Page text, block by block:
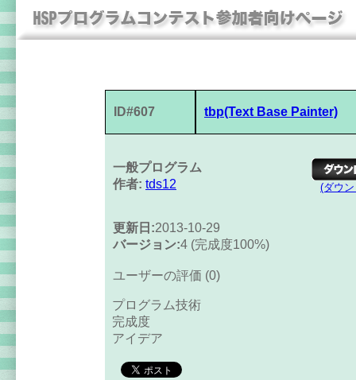
ID#607 tbp(Text Base Painter)
一般プログラム
作者: tds12 (ダウ
更新日:2013-10-29
バージョン:4 (完成度100%)
ユーザーの評価 (0)
プログラム技術
完成度
アイデア